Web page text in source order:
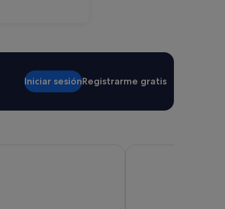
Iniciar sesiónRegistrarme gratis